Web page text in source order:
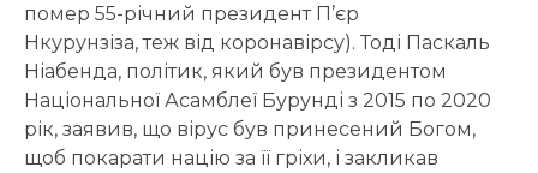
помер 55-річний президент П’єр
Нкурунзіза, теж від коронавірсу). Тоді Паскаль
Ніабенда, політик, який був президентом
Національної Асамблеї Бурунді з 2015 по 2020
рік, заявив, що вірус був принесений Богом,
щоб покарати націю за її гріхи, і закликав